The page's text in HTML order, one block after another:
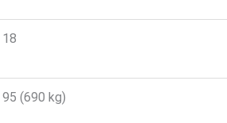
18
95 (690 kg)